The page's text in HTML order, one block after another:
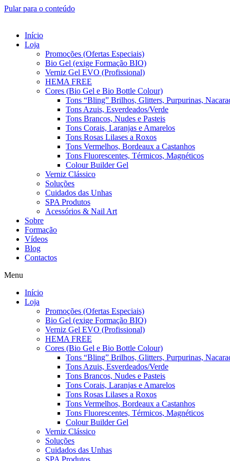
Pular para o conteúdo
Início
Loja
Promoções (Ofertas Especiais)
Bio Gel (exige Formação BIO)
Verniz Gel EVO (Profissional)
HEMA FREE
Cores (Bio Gel e Bio Bottle Colour)
Tons “Bling” Brilhos, Glitters, Purpurinas,
Tons Azuis, Esverdeados/Verde
Tons Brancos, Nudes e Pasteis
Tons Corais, Laranjas e Amarelos
Tons Rosas Lilases a Roxos
Tons Vermelhos, Bordeaux a Castanhos
Tons Fluorescentes, Térmicos, Magnéticos
Colour Builder Gel
Verniz Clássico
Soluções
Cuidados das Unhas
SPA Produtos
Acessórios & Nail Art
Sobre
Formação
Vídeos
Blog
Contactos
Menu
Início
Loja
Promoções (Ofertas Especiais)
Bio Gel (exige Formação BIO)
Verniz Gel EVO (Profissional)
HEMA FREE
Cores (Bio Gel e Bio Bottle Colour)
Tons “Bling” Brilhos, Glitters, Purpurinas,
Tons Azuis, Esverdeados/Verde
Tons Brancos, Nudes e Pasteis
Tons Corais, Laranjas e Amarelos
Tons Rosas Lilases a Roxos
Tons Vermelhos, Bordeaux a Castanhos
Tons Fluorescentes, Térmicos, Magnéticos
Colour Builder Gel
Verniz Clássico
Soluções
Cuidados das Unhas
SPA Produtos